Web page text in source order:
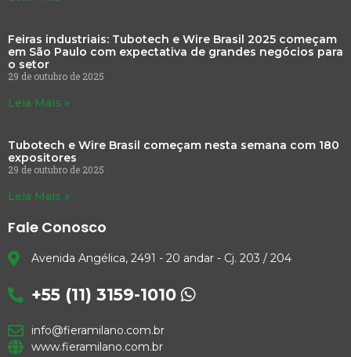
Feiras industriais: Tubotech e Wire Brasil 2025 começam
em São Paulo com expectativa de grandes negócios para
o setor
29 de outubro de 2025
Leia Mais »
Tubotech e Wire Brasil começam nesta semana com 180
expositores
29 de outubro de 2025
Leia Mais »
Fale Conosco
Avenida Angélica, 2491 - 20 andar - Cj. 203 / 204
+55 (11) 3159-1010
info@fieramilano.com.br
www.fieramilano.com.br